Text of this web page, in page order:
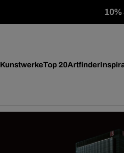
10%
KunstwerkeTop 20Artfinder